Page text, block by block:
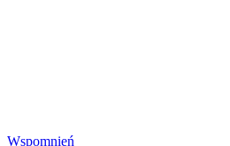
Wspomnień